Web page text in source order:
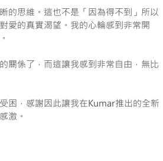
的思維。這也不是「因為得不到」所以
愛的真實渴望。我的心輪感到非常開
關係了，而這讓我感到非常自由，無比
困，感謝因此讓我在Kumar推出的全新
激。